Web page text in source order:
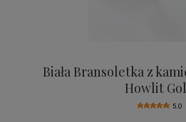
Biała Bransoletka z
Howlit
5.0